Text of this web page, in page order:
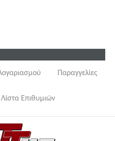
Παραγγελίες
Λίστα Επιθυμιών